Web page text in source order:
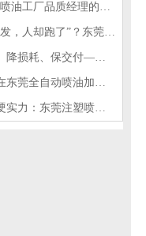
东莞UV喷油工厂品质经理的四项核心管
“钱没少发，人却跑了”？东莞注塑喷油
稳良率、降损耗、保交付——东莞这家U
零库存在东莞全自动喷油加工厂不可行的
交付是硬实力：东莞注塑喷油厂如何用齐